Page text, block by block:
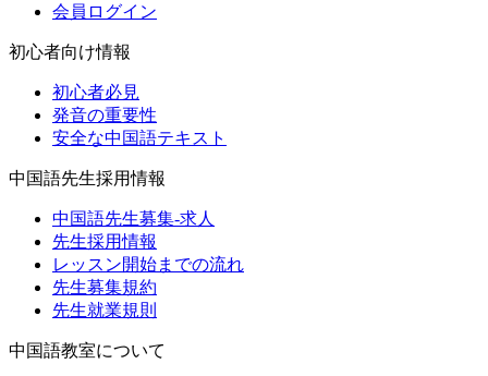
会員ログイン
初心者向け情報
初心者必見
発音の重要性
安全な中国語テキスト
中国語先生採用情報
中国語先生募集-求人
先生採用情報
レッスン開始までの流れ
先生募集規約
先生就業規則
中国語教室について